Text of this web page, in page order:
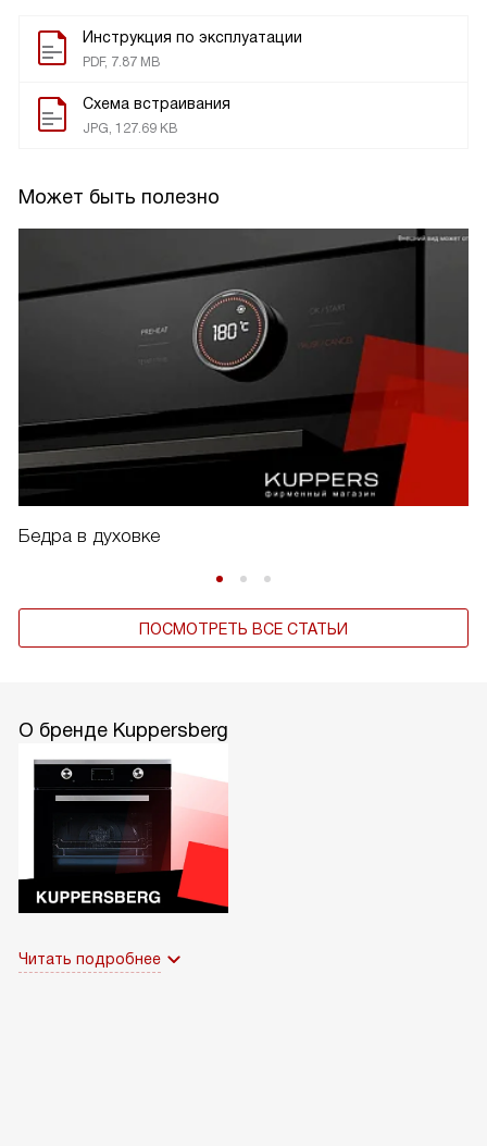
Инструкция по эксплуатации
PDF, 7.87 MB
Схема встраивания
JPG, 127.69 KB
Может быть полезно
Бедра в духовке
ПОСМОТРЕТЬ ВСЕ СТАТЬИ
О бренде Kuppersberg
Читать подробнее